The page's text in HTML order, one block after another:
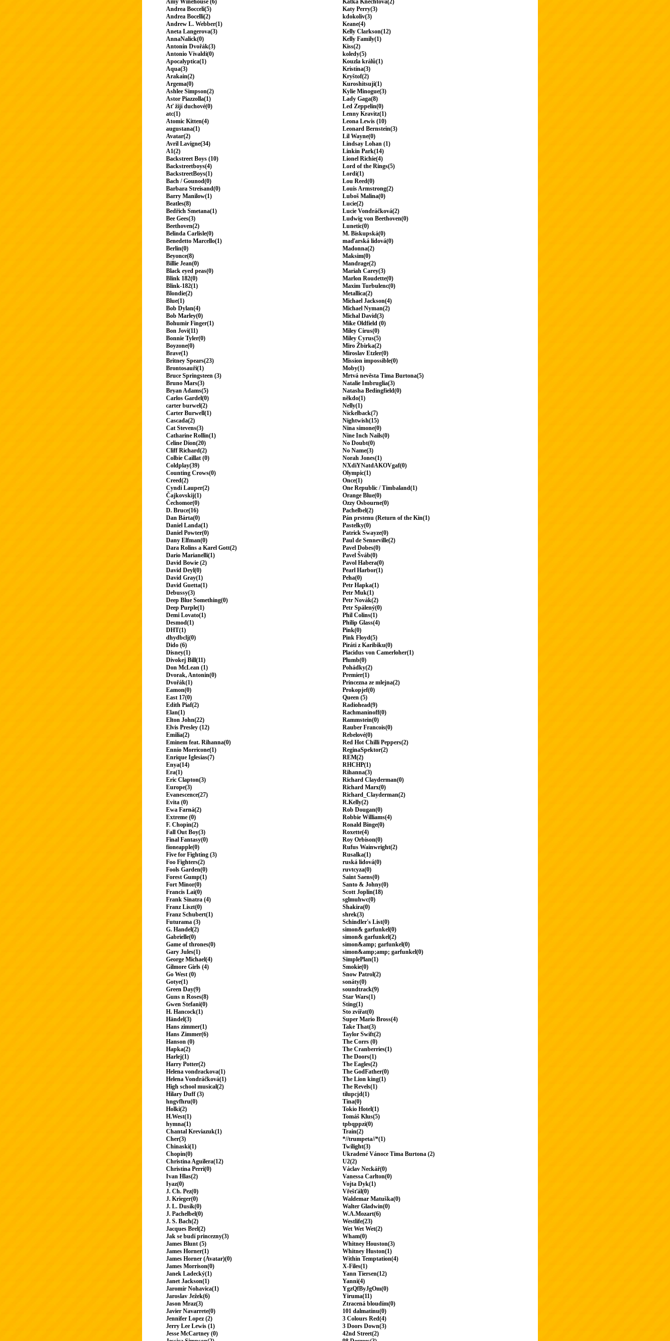
Amy Winehouse (6)
Andrea Bocceli(5)
Andrea Bocelli(2)
Andrew L. Webber(1)
Aneta Langerova(3)
AnnaNalick(0)
Antonín Dvořák(3)
Antonio Vivaldi(0)
Apocalyptica(1)
Aqua(3)
Arakain(2)
Argema(0)
Ashlee Simpson(2)
Astor Piazzolla(1)
Ať žijí duchové(0)
atc(1)
Atomic Kitten(4)
augustana(1)
Avatar(2)
Avril Lavigne(34)
A1(2)
Backstreet Boys (10)
Backstreetboys(4)
BackstreetBoys(1)
Bach / Gounod(0)
Barbara Streisand(0)
Barry Manilow(1)
Beatles(8)
Bedřich Smetana(1)
Bee Gees(3)
Beethoven(2)
Belinda Carlisle(0)
Benedetto Marcello(1)
Berlin(0)
Beyonce(8)
Billie Jean(0)
Black eyed peas(0)
Blink 182(0)
Blink-182(1)
Blondie(2)
Blue(1)
Bob Dylan(4)
Bob Marley(0)
Bohumir Finger(1)
Bon Jovi(11)
Bonnie Tyler(0)
Boyzone(0)
Brave(1)
Britney Spears(23)
Brontosauři(1)
Bruce Springsteen (3)
Bruno Mars(3)
Bryan Adams(5)
Carlos Gardel(0)
carter burwel(2)
Carter Burwell(1)
Cascada(2)
Cat Stevens(3)
Catharine Rollin(1)
Celine Dion(20)
Cliff Richard(2)
Colbie Caillat (0)
Coldplay(39)
Counting Crows(0)
Creed(2)
Cyndi Lauper(2)
Čajkovskij(1)
Čechomor(0)
D. Bruce(16)
Dan Bárta(0)
Daniel Landa(1)
Daniel Powter(0)
Dany Elfman(0)
Dara Rolins a Karel Gott(2)
Dario Marianelli(1)
David Bowie (2)
David Deyl(0)
David Gray(1)
David Guetta(1)
Debussy(3)
Deep Blue Something(0)
Deep Purple(1)
Demi Lovato(1)
Desmod(1)
DHT(1)
dhydbclj(0)
Dido (6)
Disney(1)
Divokej Bill(11)
Don McLean (1)
Dvorak, Antonin(0)
Dvořák(1)
Eamon(0)
East 17(0)
Edith Piaf(2)
Elan(1)
Elton John(22)
Elvis Presley (12)
Emilia(2)
Eminem feat. Rihanna(0)
Ennio Morricone(1)
Enrique Iglesias(7)
Enya(14)
Era(1)
Eric Clapton(3)
Europe(3)
Evanescence(27)
Evita (0)
Ewa Farná(2)
Extreme (0)
F. Chopin(2)
Fall Out Boy(3)
Final Fantasy(0)
fioneapple(0)
Five for Fighting (3)
Foo Fighters(2)
Fools Garden(0)
Forest Gump(1)
Fort Minor(0)
Francis Lai(0)
Frank Sinatra (4)
Franz Liszt(0)
Franz Schubert(1)
Futurama (3)
G. Handel(2)
Gabrielle(0)
Game of thrones(0)
Gary Jules(1)
George Michael(4)
Gilmore Girls (4)
Go West (0)
Gotye(1)
Green Day(9)
Guns n Roses(8)
Gwen Stefani(0)
H. Hancock(1)
Händel(3)
Hans zimmer(1)
Hans Zimmer(6)
Hanson (0)
Hapka(2)
Harlej(1)
Harry Potter(2)
Helena vondrackova(1)
Helena Vondráčková(1)
High school musical(2)
Hilary Duff (3)
hngvfhru(0)
Holki(2)
H.West(1)
hymna(1)
Chantal Kreviazuk(1)
Cher(3)
Chinaski(1)
Chopin(0)
Christina Aguilera(12)
Christina Perri(0)
Ivan Hlas(2)
Iyaz(0)
J. Ch. Pez(0)
J. Krieger(0)
J. L. Dusík(0)
J. Pachelbel(0)
J. S. Bach(2)
Jacques Brel(2)
Jak se budí princezny(3)
James Blunt (5)
James Horner(1)
James Horner (Avatar)(0)
James Morrison(0)
Janek Ladecký(1)
Janet Jackson(1)
Jaromír Nohavica(1)
Jaroslav Ježek(6)
Jason Mraz(3)
Javier Navarrete(0)
Jennifer Lopez (2)
Jerry Lee Lewis (1)
Jesse McCartney (0)
Katka Knechtová(2)
Katy Perry(3)
kdokoliv(3)
Keane(4)
Kelly Clarkson(12)
Kelly Family(1)
Kiss(2)
koledy(5)
Kouzla králů(1)
Kristína(3)
Kryštof(2)
Kuroshitsuji(1)
Kylie Minogue(3)
Lady Gaga(8)
Led Zeppelin(0)
Lenny Kravitz(1)
Leona Lewis (10)
Leonard Bernstein(3)
Lil Wayne(0)
Lindsay Lohan (1)
Linkin Park(14)
Lionel Richie(4)
Lord of the Rings(5)
Lordi(1)
Lou Reed(0)
Louis Armstrong(2)
Luboš Malina(0)
Lucie(2)
Lucie Vondráčková(2)
Ludwig von Beethoven(0)
Lunetic(0)
M. Biskupská(0)
maďarská lidová(0)
Madonna(2)
Maksim(0)
Mandrage(2)
Mariah Carey(3)
Marlon Roudette(0)
Maxim Turbulenc(0)
Metallica(2)
Michael Jackson(4)
Michael Nyman(2)
Michal David(3)
Mike Oldfield (0)
Miley Cirus(0)
Miley Cyrus(5)
Miro Žbirka(2)
Miroslav Etzler(0)
Mission impossible(0)
Moby(1)
Mrtvá nevěsta Tima Burtona(5)
Natalie Imbruglia(3)
Natasha Bedingfield(0)
někdo(1)
Nelly(1)
Nickelback(7)
Nightwish(15)
Nina simone(0)
Nine Inch Nails(0)
No Doubt(0)
No Name(3)
Norah Jones(1)
NXdiYNatdAKOVgaf(0)
Olympic(1)
Once(1)
One Republic / Timbaland(1)
Orange Blue(0)
Ozzy Osbourne(0)
Pachelbel(2)
Pán prstenu (Return of the Kin(1)
Pastelky(0)
Patrick Swayze(0)
Paul de Senneville(2)
Pavel Dobes(0)
Pavel Šváb(0)
Pavol Habera(0)
Pearl Harbor(1)
Peha(0)
Petr Hapka(1)
Petr Muk(1)
Petr Novák(2)
Petr Spálený(0)
Phil Colins(1)
Philip Glass(4)
Pink(0)
Pink Floyd(5)
Piráti z Karibiku(0)
Placidus von Camerloher(1)
Plumb(0)
Pohádky(2)
Premier(1)
Princezna ze mlejna(2)
Prokopjef(0)
Queen (5)
Radiohead(9)
Rachmaninoff(0)
Rammstein(0)
Rauber Francois(0)
Rebelové(0)
Red Hot Chilli Peppers(2)
ReginaSpektor(2)
REM(2)
RHCHP(1)
Rihanna(3)
Richard Clayderman(0)
Richard Marx(0)
Richard_Clayderman(2)
R.Kelly(2)
Rob Dougan(0)
Robbie Williams(4)
Ronald Binge(0)
Roxette(4)
Roy Orbison(0)
Rufus Wainwright(2)
Rusalka(1)
ruská lidová(0)
ruvtcyza(0)
Saint Saens(0)
Santo & Johny(0)
Scott Joplin(18)
sglmuhwc(0)
Shakira(0)
shrek(3)
Schindler's List(0)
simon& garfunkel(0)
simon& garfunkel(2)
simon&amp; garfunkel(0)
simon&amp;amp; garfunkel(0)
SimplePlan(1)
Smokie(0)
Snow Patrol(2)
sonáty(0)
soundtrack(9)
Star Wars(1)
Sting(1)
Sto zvířat(0)
Super Mario Bross(4)
Take That(3)
Taylor Swift(2)
The Corrs (0)
The Cranberries(1)
The Doors(1)
The Eagles(2)
The GodFather(0)
The Lion king(1)
The Revels(1)
tilupcjd(1)
Tina(0)
Tokio Hotel(1)
Tomáš Klus(5)
tpbqppzi(0)
Train(2)
*//trumpeta//*(1)
Twilight(3)
Ukradené Vánoce Tima Burtona (2)
U2(2)
Václav Neckář(0)
Vanessa Carlton(0)
Vojta Dyk(1)
Vřešťál(0)
Waldemar Matuška(0)
Walter Gladwin(0)
W.A.Mozart(6)
Westlife(23)
Wet Wet Wet(2)
Wham(0)
Whitney Houston(3)
Whitney Huston(1)
Within Temptation(4)
X-Files(1)
Yann Tiersen(12)
Yanni(4)
YgzQfByJgOm(0)
Yiruma(11)
Ztracená bloudím(0)
101 dalmatinu(0)
3 Colours Red(4)
3 Doors Down(3)
42nd Street(2)